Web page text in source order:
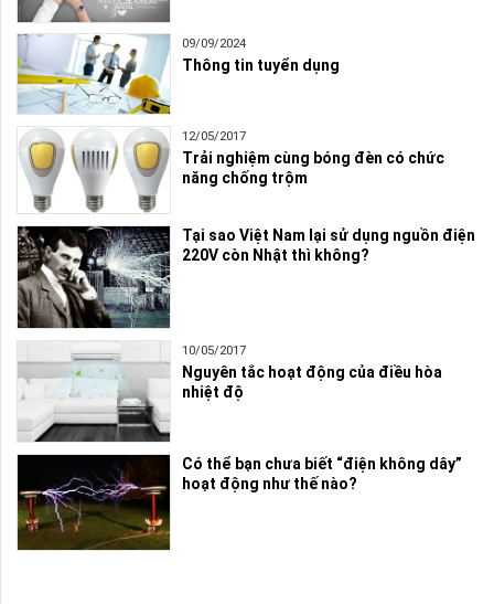
09/09/2024
Thông tin tuyển dụng
12/05/2017
Trải nghiệm cùng bóng đèn có chức
năng chống trộm
Tại sao Việt Nam lại sử dụng nguồn điện
220V còn Nhật thì không?
10/05/2017
Nguyên tắc hoạt động của điều hòa
nhiệt độ
Có thể bạn chưa biết “điện không dây”
hoạt động như thế nào?